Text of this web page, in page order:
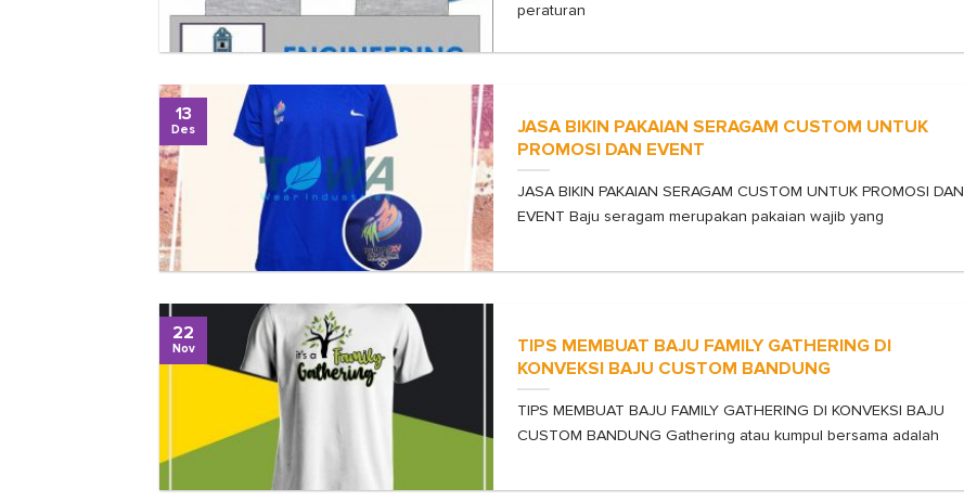
peraturan
JASA BIKIN PAKAIAN SERAGAM CUSTOM UNTUK
PROMOSI DAN EVENT
JASA BIKIN PAKAIAN SERAGAM CUSTOM UNTUK PROMOSI DAN
EVENT Baju seragam merupakan pakaian wajib yang
13
Des
TIPS MEMBUAT BAJU FAMILY GATHERING DI
KONVEKSI BAJU CUSTOM BANDUNG
TIPS MEMBUAT BAJU FAMILY GATHERING DI KONVEKSI BAJU
CUSTOM BANDUNG Gathering atau kumpul bersama adalah
22
Nov